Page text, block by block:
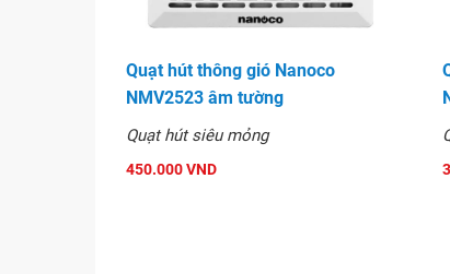
Hình ảnh
Quạt hút thông gió Nanoco
NMV2523 âm tường
Quạt hút siêu mỏng
450.000 VND